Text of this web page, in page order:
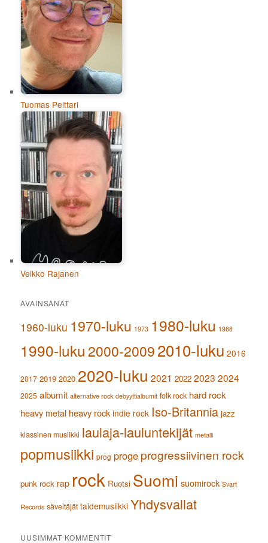
Tuomas Pelttari
Veikko Rajanen
AVAINSANAT
1960-luku 1970-luku 1973 1980-luku 1988
1990-luku2000-20092010-luku 2016
2017 2019 2020 2020-luku 2021 2022 2023 2024
2025 albumit alternative rock debyyttialbumit folk rock hard rock
heavy metal heavy rock indie rock Iso-Britannia jazz
klassinen musiikki laulaja-lauluntekijät metalli
popmusiikki prog proge progressiivinen rock
punk rock rap rock Ruotsi Suomi suomirock Svart
Records säveltäjät taidemusiikki Yhdysvallat
UUSIMMAT KOMMENTIT